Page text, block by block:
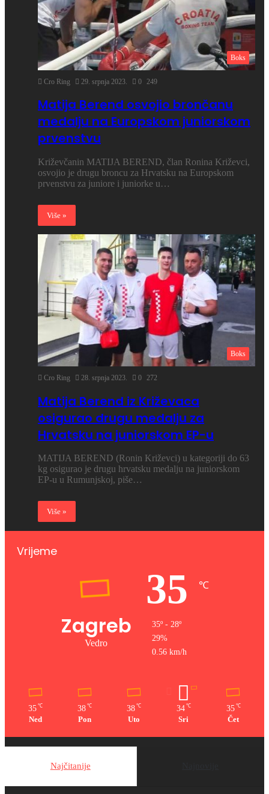
Boks
Cro Ring 29. srpnja 2023. 0 249
Matija Berend osvojio brončanu
medalju na Europskom juniorskom
prvenstvu
Križevčanin MATIJA BEREND, član Ronina Križevci,
osvojio je drugu broncu za Hrvatsku na Europskom
prvenstvu za juniore i juniorke u…
Više »
Boks
Cro Ring 28. srpnja 2023. 0 272
Matija Berend iz Križevaca
osigurao drugu medalju za
Hrvatsku na juniorskom EP-u
MATIJA BEREND (Ronin Križevci) u kategoriji do 63
kg osigurao je drugu hrvatsku medalju na juniorskom
EP-u u Rumunjskoj, piše…
Više »
Vrijeme
Zagreb
Vedro
35 ℃
35º - 28º
29%
0.56 km/h
35 ℃
Ned
38 ℃
Pon
38 ℃
Uto
34 ℃
Sri
35 ℃
Čet
Najčitanije